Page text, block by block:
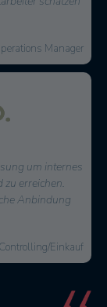
Geschäftsführer
umfassend und
CrewBrain
Geschäftsführer